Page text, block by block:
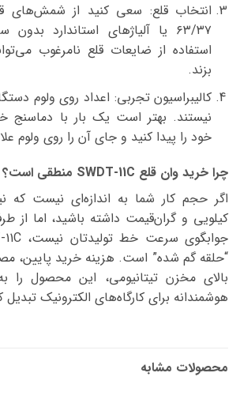
انتخاب قلع: سعی کنید از شمش‌های
۶۳/۳۷ یا آلیاژهای استاندارد
استفاده از ضایعات قلع نامرغوب
بزند.
نیستند. بهتر است یک بار با دماسنج
خود را پیدا کنید و جای آن را روی ولوم
چرا خرید وان قلع SWDT-11C منطقی است؟
اگر حجم کار شما به اندازه‌ای نیست که
کیلویی و گران‌قیمت داشته باشید، اما
“حلقه گم شده” است. هزینه خرید پایین،
بالای مخزن تیتانیومی، این محصول را
هوشمندانه برای کارگاه‌های الکترونیک
محصولات مشابه